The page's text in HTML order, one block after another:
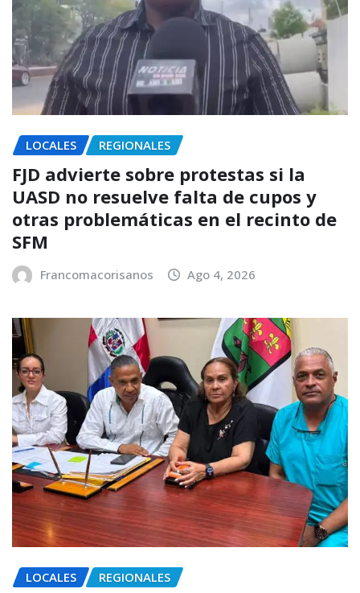
LOCALES REGIONALES
FJD advierte sobre protestas si la
UASD no resuelve falta de cupos y
otras problemáticas en el recinto de
SFM
Francomacorisanos Ago 4, 2026
LOCALES REGIONALES